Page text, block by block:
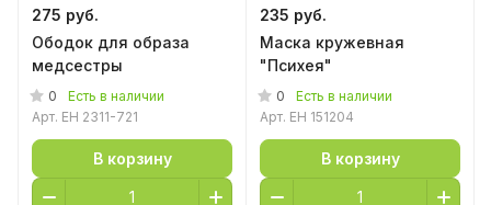
275 руб.
Ободок для образа
медсестры
0
Есть в наличии
Арт. EH 2311-721
В корзину
235 руб.
Маска кружевная
"Психея"
0
Есть в наличии
Арт. EH 151204
В корзину